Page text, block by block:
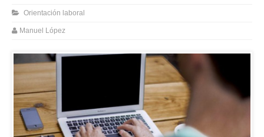
Orientación laboral
Manuel López